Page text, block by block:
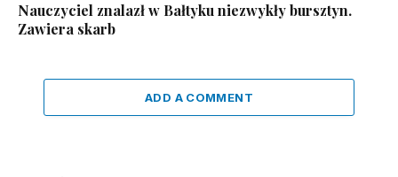
Nauczyciel znalazł w Bałtyku niezwykły bursztyn.
Zawiera skarb
ADD A COMMENT